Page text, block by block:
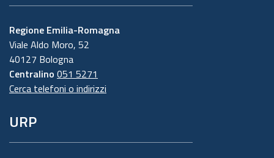
Regione Emilia-Romagna
Viale Aldo Moro, 52
40127 Bologna
Centralino 051 5271
Cerca telefoni o indirizzi
URP